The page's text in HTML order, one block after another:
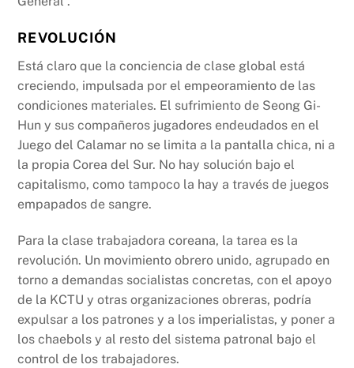
REVOLUCIÓN
Está claro que la conciencia de clase global está
creciendo, impulsada por el empeoramiento de las
condiciones materiales. El sufrimiento de Seong Gi-
Hun y sus compañeros jugadores endeudados en el
Juego del Calamar no se limita a la pantalla chica, ni a
la propia Corea del Sur. No hay solución bajo el
capitalismo, como tampoco la hay a través de juegos
empapados de sangre.
Para la clase trabajadora coreana, la tarea es la
revolución. Un movimiento obrero unido, agrupado en
torno a demandas socialistas concretas, con el apoyo
de la KCTU y otras organizaciones obreras, podría
expulsar a los patrones y a los imperialistas, y poner a
los chaebols y al resto del sistema patronal bajo el
control de los trabajadores.